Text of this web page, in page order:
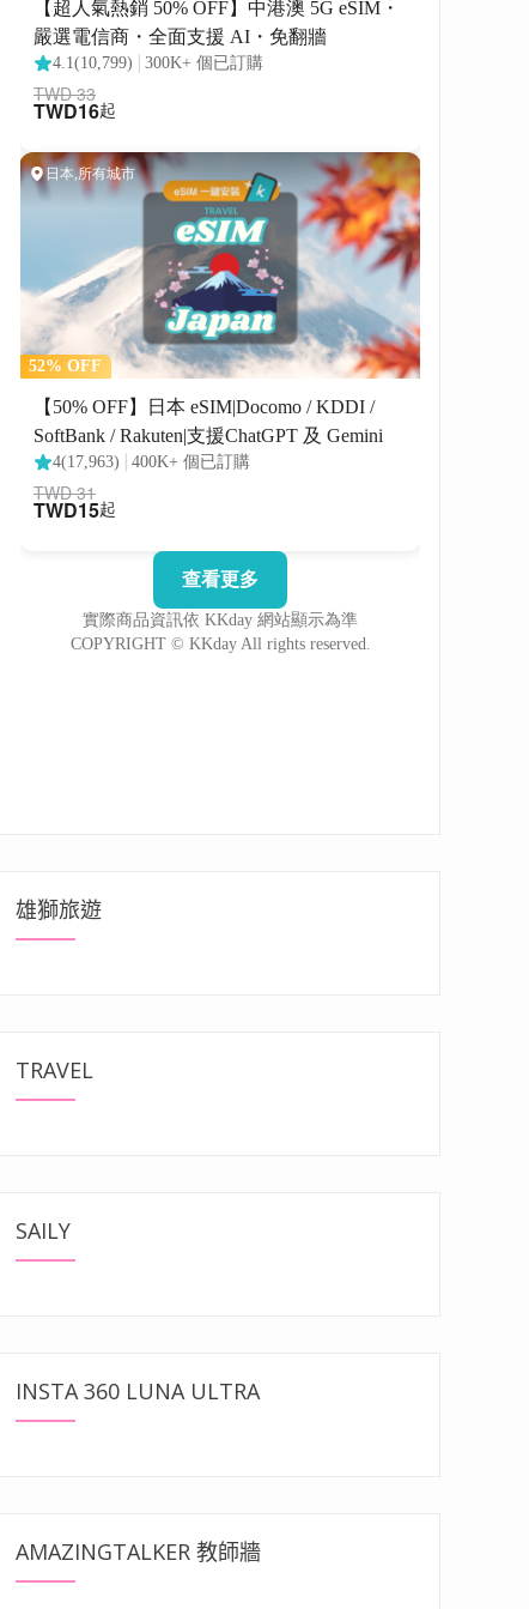
雄獅旅遊
TRAVEL
SAILY
INSTA 360 LUNA ULTRA
AMAZINGTALKER 教師牆